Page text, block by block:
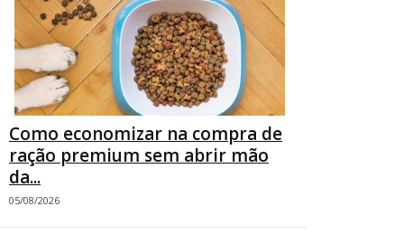
Como economizar na compra de
ração premium sem abrir mão
da...
05/08/2026